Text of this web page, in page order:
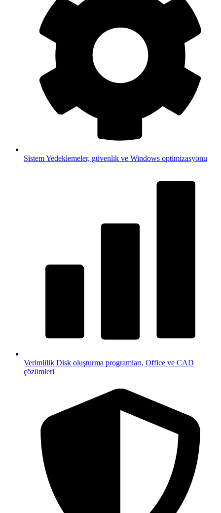
SistemYedeklemeler, güvenlik ve Windows optimizasyonu
Verimlilik Disk oluşturma programları, Office ve CAD
çözümleri